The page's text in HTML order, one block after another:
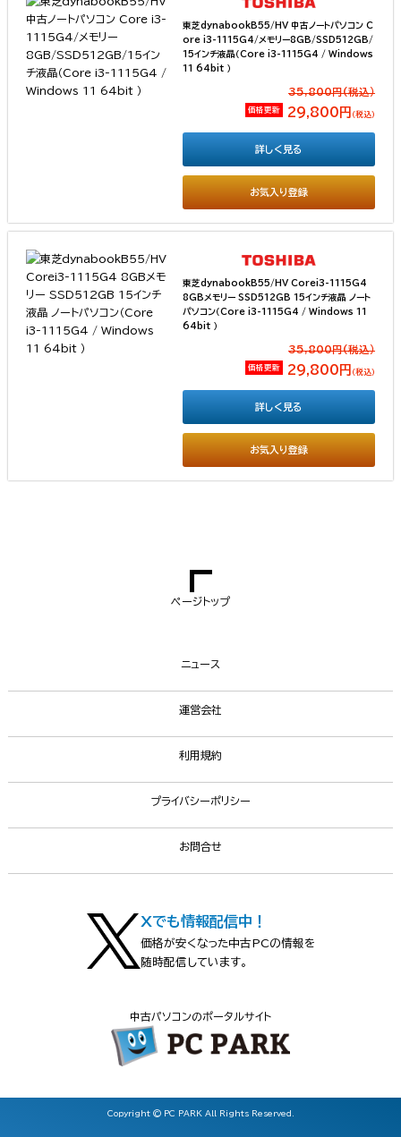
東芝dynabookB55/HV 中古ノートパソコン C
ore i3-1115G4/メモリー8GB/SSD512GB/
15インチ液晶（Core i3-1115G4 / Windows
11 64bit ）
35,800円(税込）
価格更新 29,800円 （税込）
お気入り登録
詳しく見る
東芝dynabookB55/HV Corei3-1115G4
8GBメモリー SSD512GB 15インチ液晶 ノート
パソコン（Core i3-1115G4 / Windows 11
64bit ）
35,800円(税込）
価格更新 29,800円 （税込）
お気入り登録
詳しく見る
ページトップ
ニュース
運営会社
利用規約
プライバシーポリシー
お問合せ
Xでも情報配信中！
価格が安くなった中古PCの情報を
随時配信しています。
中古パソコンのポータルサイト
Copyright © PC PARK All Rights Reserved.